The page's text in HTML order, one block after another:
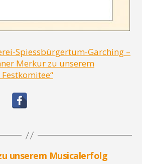
Spiessbürgertum-Garching –
Merkur zu unserem
unserem Musicalerfolg